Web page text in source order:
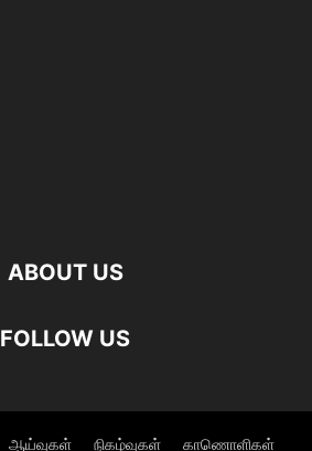
ABOUT US
FOLLOW US
ஆய்வுகள் நிகழ்வுகள் காணொளிகள்